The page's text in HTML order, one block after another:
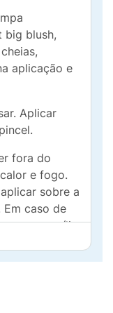
big blush,
aplicação e
Aplicar
fora do
e fogo.
sobre a
Em caso de
o auxílio